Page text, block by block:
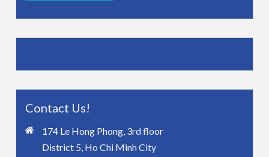
Contact Us!
174 Le Hong Phong, 3rd floor
District 5, Ho Chi Minh City